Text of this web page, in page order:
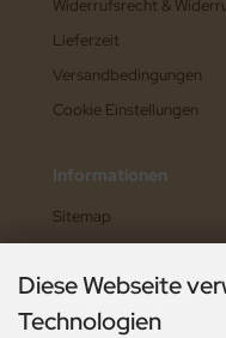
Widerrufsrecht &
Lieferzeit
Versandbedingungen
Cookie Einstellungen
Informationen
Sitemap
Widerruf erklären
Diese Webseite
Technologien